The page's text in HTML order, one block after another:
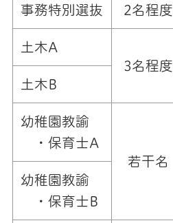
事務特別選抜 2名程度
土木A
3名程度
土木B
幼稚園教諭
・保育士A
若干名
幼稚園教諭
・保育士B